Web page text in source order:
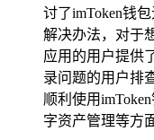
讨了imToken钱
解决办法，对于
应用的用户提供
录问题的用户排
顺利使用
字资产管理等方